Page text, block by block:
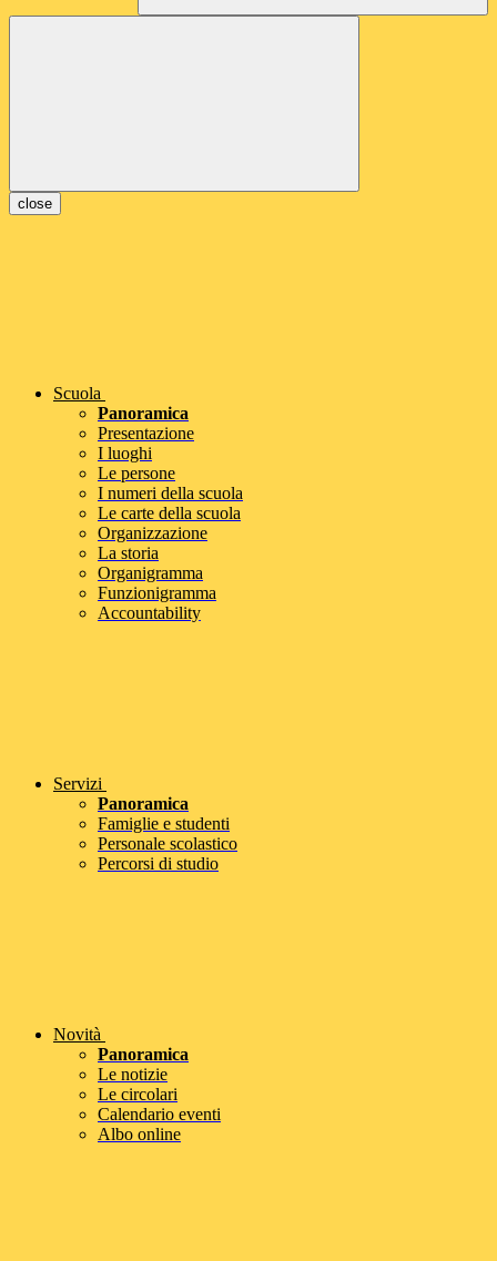
close
Scuola
Panoramica
Presentazione
I luoghi
Le persone
I numeri della scuola
Le carte della scuola
Organizzazione
La storia
Organigramma
Funzionigramma
Accountability
Servizi
Panoramica
Famiglie e studenti
Personale scolastico
Percorsi di studio
Novità
Panoramica
Le notizie
Le circolari
Calendario eventi
Albo online